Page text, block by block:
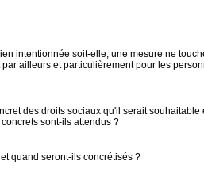
intentionnée soit-elle, une mesure ne
ailleurs et particulièrement pour les
des droits sociaux qu'il serait souhaitable
sont-ils attendus ?
quand seront-ils concrétisés ?